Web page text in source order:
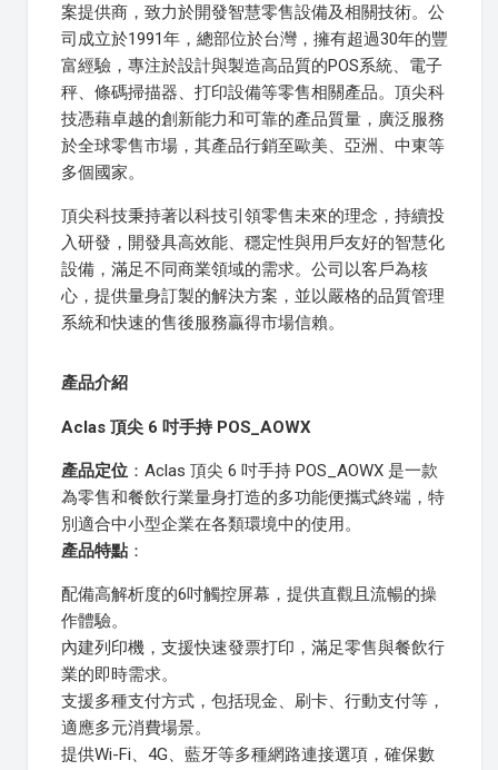
案提供商，致力於開發智慧零售設備及相關技術。公
司成立於1991年，總部位於台灣，擁有超過30年的豐
富經驗，專注於設計與製造高品質的POS系統、電子
秤、條碼掃描器、打印設備等零售相關產品。頂尖科
技憑藉卓越的創新能力和可靠的產品質量，廣泛服務
於全球零售市場，其產品行銷至歐美、亞洲、中東等
多個國家。
頂尖科技秉持著以科技引領零售未來的理念，持續投
入研發，開發具高效能、穩定性與用戶友好的智慧化
設備，滿足不同商業領域的需求。公司以客戶為核
心，提供量身訂製的解決方案，並以嚴格的品質管理
系統和快速的售後服務贏得市場信賴。
產品介紹
Aclas 頂尖 6 吋手持 POS_AOWX
產品定位 ：Aclas 頂尖 6 吋手持 POS_AOWX 是一款
為零售和餐飲行業量身打造的多功能便攜式終端，特
別適合中小型企業在各類環境中的使用。
產品特點 ：
配備高解析度的6吋觸控屏幕，提供直觀且流暢的操
作體驗。
內建列印機，支援快速發票打印，滿足零售與餐飲行
業的即時需求。
支援多種支付方式，包括現金、刷卡、行動支付等，
適應多元消費場景。
提供Wi-Fi、4G、藍牙等多種網路連接選項，確保數